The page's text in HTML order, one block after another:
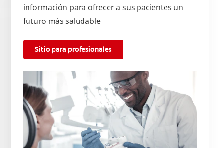
información para ofrecer a sus pacientes un
futuro más saludable
Sitio para profesionales